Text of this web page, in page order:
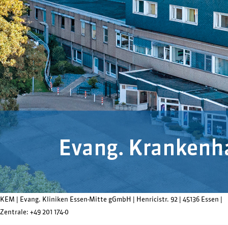
KEM | Evang. Kliniken Essen-Mitte gGmbH | Henricistr. 92 | 45136 Essen |
Zentrale: +49 201 174-0